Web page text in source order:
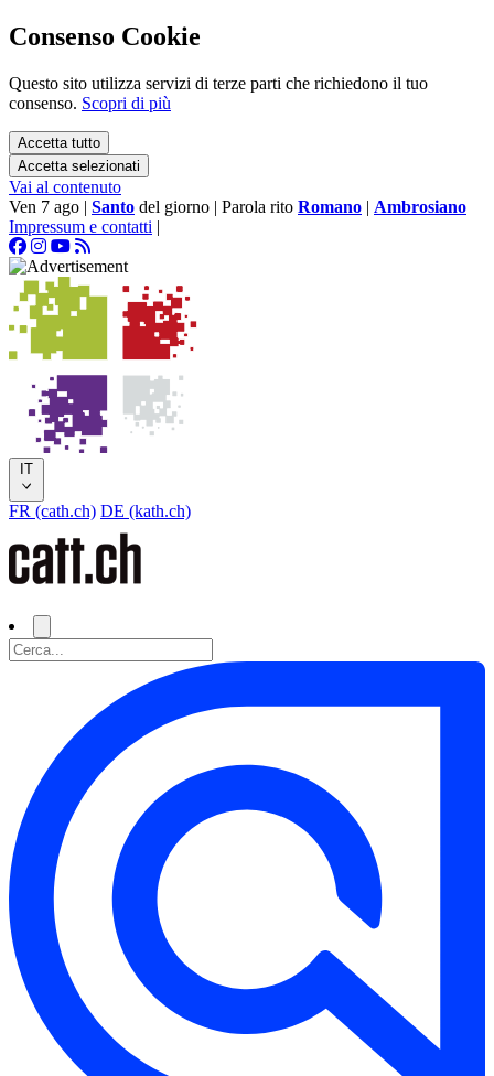
Consenso Cookie
Questo sito utilizza servizi di terze parti che richiedono il tuo
consenso. Scopri di più
Accetta tutto
Accetta selezionati
Vai al contenuto
Ven 7 ago | Santo del giorno | Parola rito Romano | Ambrosiano
Impressum e contatti |
IT
FR (cath.ch) DE (kath.ch)